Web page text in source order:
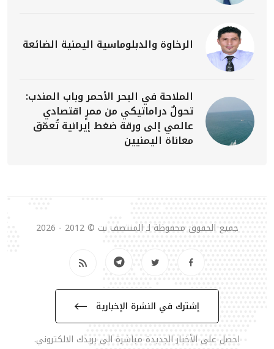
الرخاوة والدبلوماسية اليمنية الضائعة
الملاحة في البحر الأحمر وباب المندب:
تحولٌ دراماتيكي من ممرٍ اقتصادي
عالمي إلى ورقة ضغط إيرانية تُعمّق
معاناة اليمنيين
جميع الحقوق محفوظة لـ المنتصف نت © 2012 - 2026
إشترك في النشرة الإخبارية
احصل على الأخبار الجديدة مباشرة الى بريدك الالكتروني.